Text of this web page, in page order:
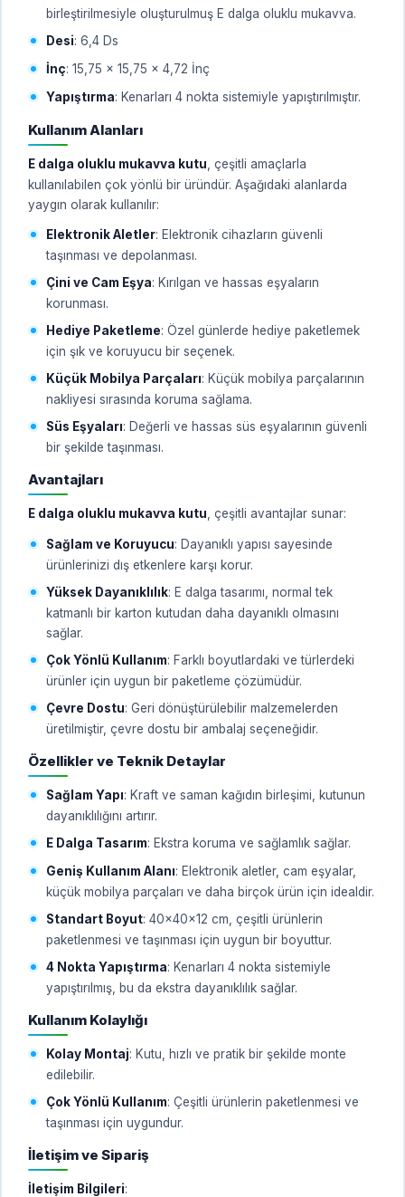
birleştirilmesiyle oluşturulmuş E dalga oluklu mukavva.
Desi: 6,4 Ds
İnç: 15,75 x 15,75 x 4,72 İnç
Yapıştırma: Kenarları 4 nokta sistemiyle yapıştırılmıştır.
Kullanım Alanları
E dalga oluklu mukavva kutu , çeşitli amaçlarla
kullanılabilen çok yönlü bir üründür. Aşağıdaki alanlarda
yaygın olarak kullanılır:
Elektronik Aletler: Elektronik cihazların güvenli
taşınması ve depolanması.
Çini ve Cam Eşya: Kırılgan ve hassas eşyaların
korunması.
Hediye Paketleme: Özel günlerde hediye paketlemek
için şık ve koruyucu bir seçenek.
Küçük Mobilya Parçaları: Küçük mobilya parçalarının
nakliyesi sırasında koruma sağlama.
Süs Eşyaları: Değerli ve hassas süs eşyalarının güvenli
bir şekilde taşınması.
Avantajları
E dalga oluklu mukavva kutu , çeşitli avantajlar sunar:
Sağlam ve Koruyucu: Dayanıklı yapısı sayesinde
ürünlerinizi dış etkenlere karşı korur.
Yüksek Dayanıklılık: E dalga tasarımı, normal tek
katmanlı bir karton kutudan daha dayanıklı olmasını
sağlar.
Çok Yönlü Kullanım: Farklı boyutlardaki ve türlerdeki
ürünler için uygun bir paketleme çözümüdür.
Çevre Dostu: Geri dönüştürülebilir malzemelerden
üretilmiştir, çevre dostu bir ambalaj seçeneğidir.
Özellikler ve Teknik Detaylar
Sağlam Yapı: Kraft ve saman kağıdın birleşimi, kutunun
dayanıklılığını artırır.
E Dalga Tasarım: Ekstra koruma ve sağlamlık sağlar.
Geniş Kullanım Alanı: Elektronik aletler, cam eşyalar,
küçük mobilya parçaları ve daha birçok ürün için idealdir.
Standart Boyut: 40x40x12 cm, çeşitli ürünlerin
paketlenmesi ve taşınması için uygun bir boyuttur.
4 Nokta Yapıştırma: Kenarları 4 nokta sistemiyle
yapıştırılmış, bu da ekstra dayanıklılık sağlar.
Kullanım Kolaylığı
Kolay Montaj: Kutu, hızlı ve pratik bir şekilde monte
edilebilir.
Çok Yönlü Kullanım: Çeşitli ürünlerin paketlenmesi ve
taşınması için uygundur.
İletişim ve Sipariş
İletişim Bilgileri: